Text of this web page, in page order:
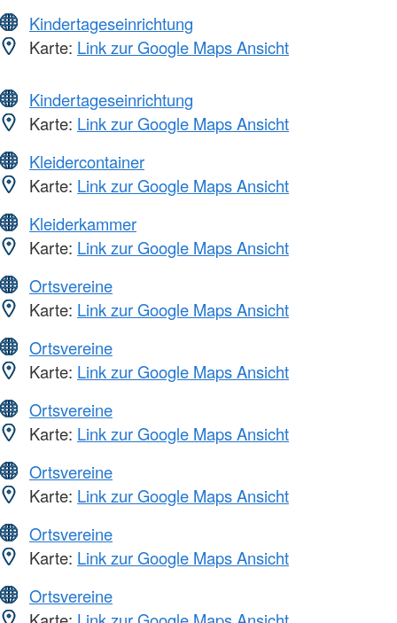
Kindertageseinrichtung
Karte: Link zur Google Maps Ansicht
Kindertageseinrichtung
Karte: Link zur Google Maps Ansicht
Kleidercontainer
Karte: Link zur Google Maps Ansicht
Kleiderkammer
Karte: Link zur Google Maps Ansicht
Ortsvereine
Karte: Link zur Google Maps Ansicht
Ortsvereine
Karte: Link zur Google Maps Ansicht
Ortsvereine
Karte: Link zur Google Maps Ansicht
Ortsvereine
Karte: Link zur Google Maps Ansicht
Ortsvereine
Karte: Link zur Google Maps Ansicht
Ortsvereine